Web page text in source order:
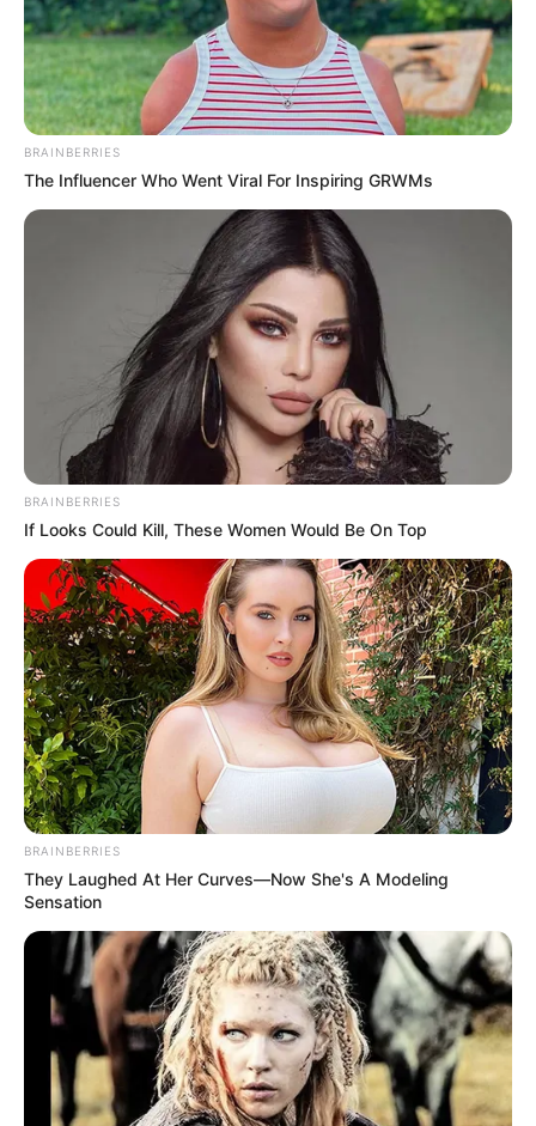
Σήμερα, νωρίτερα το βράδυ της Τετάρτης
23/4/2025 στηνΚοζάνη , ένα 10χρονο κορίτσι
πνίγηκε τρώγοντας πατατάκια.
Σύμφωνα με το kozanimedia, έφτασε στο χωριό
Άνω Κόμη, το συντομότερο, το ασθενοφόρο του
ΕΚΑΒκαθώς και συνοδείαγιατρού, ώστε να
παρέχουν στο 10χρονο κορίτσι, τις πρώτες
βοήθειες και τις σχετικές συμβουλές.
Οι ίδιες πληροφορίες αναφέρουν ότι
διαπιστώθηκε τελικά, πως το κορίτσι είναι
καλά στην υγεία του.
Θεσσαλονίκη: Τι αλλάζει στις
λεωφορειακές γραμμές με τη
λειτουργία της επέκτασης του Μετρό
στην Καλαμαριά
Τραγωδία στην Πάτρα: Πέθανε βρέφος
BRAINBERRIES
The Influencer Who Went Viral For Inspiring GRWMs
BRAINBERRIES
If Looks Could Kill, These Women Would Be On Top
BRAINBERRIES
They Laughed At Her Curves—Now She's A Modeling
Sensation